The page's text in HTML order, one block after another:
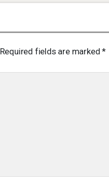
Required fields are marked*